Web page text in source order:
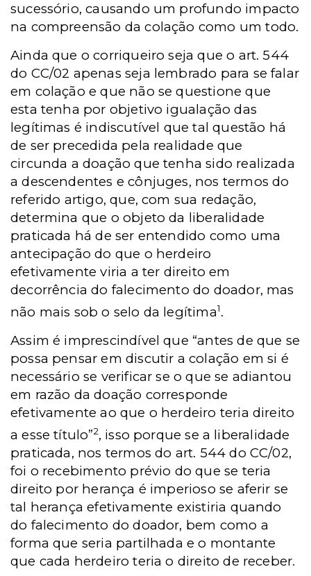
sucessório, causando um profundo impacto
na compreensão da colação como um todo.
Ainda que o corriqueiro seja que o art. 544
do CC/02 apenas seja lembrado para se falar
em colação e que não se questione que
esta tenha por objetivo igualação das
legítimas é indiscutível que tal questão há
de ser precedida pela realidade que
circunda a doação que tenha sido realizada
a descendentes e cônjuges, nos termos do
referido artigo, que, com sua redação,
determina que o objeto da liberalidade
praticada há de ser entendido como uma
antecipação do que o herdeiro
efetivamente viria a ter direito em
decorrência do falecimento do doador, mas
não mais sob o selo da legítima1.
Assim é imprescindível que “antes de que se
possa pensar em discutir a colação em si é
necessário se verificar se o que se adiantou
em razão da doação corresponde
efetivamente ao que o herdeiro teria direito
a esse título”2, isso porque se a liberalidade
praticada, nos termos do art. 544 do CC/02,
foi o recebimento prévio do que se teria
direito por herança é imperioso se aferir se
tal herança efetivamente existiria quando
do falecimento do doador, bem como a
forma que seria partilhada e o montante
que cada herdeiro teria o direito de receber.